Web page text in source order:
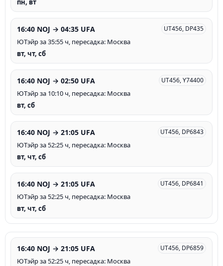
пн, вт
16:40 NOJ → 04:35 UFA UT456, DP435
ЮТэйр за 35:55 ч, пересадка: Москва
вт, чт, сб
16:40 NOJ → 02:50 UFA UT456, Y74400
ЮТэйр за 10:10 ч, пересадка: Москва
вт, сб
16:40 NOJ → 21:05 UFA UT456, DP6843
ЮТэйр за 52:25 ч, пересадка: Москва
вт, чт, сб
16:40 NOJ → 21:05 UFA UT456, DP6841
ЮТэйр за 52:25 ч, пересадка: Москва
вт, чт, сб
16:40 NOJ → 21:05 UFA UT456, DP6859
ЮТэйр за 52:25 ч, пересадка: Москва